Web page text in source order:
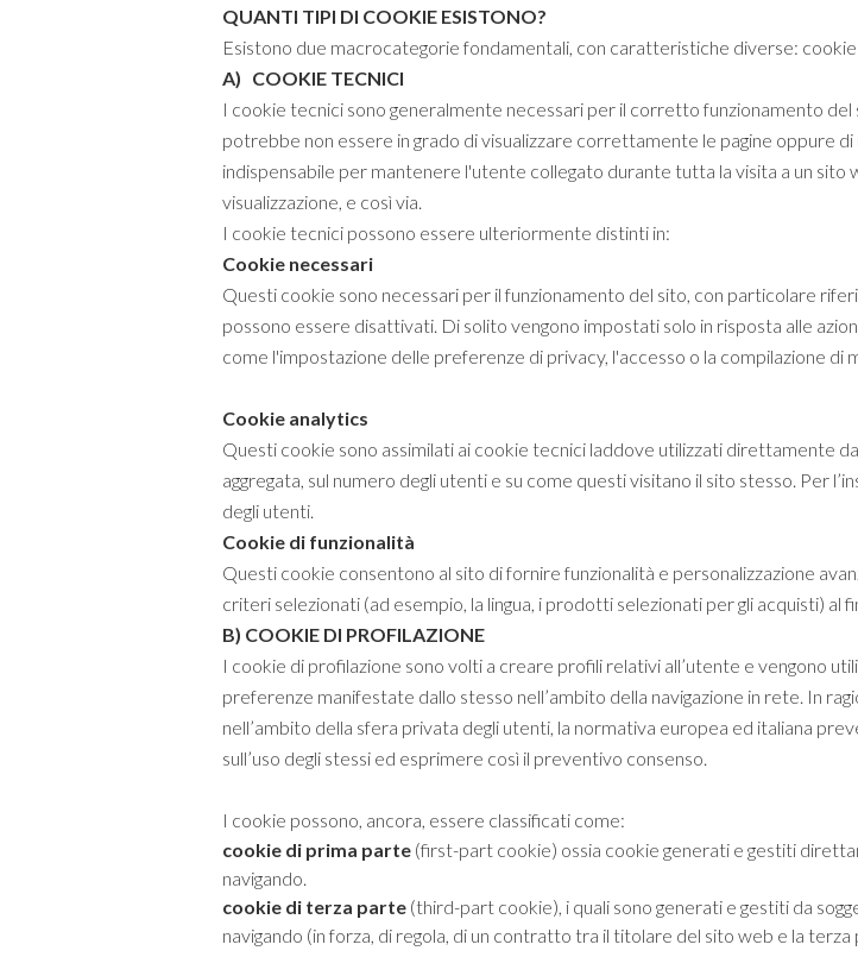
QUANTI TIPI DI COOKIE ESISTONO?
Esistono due macrocategorie fondamentali, con caratteristiche diverse:
A) COOKIE TECNICI
I cookie tecnici sono generalmente necessari per il corretto funzionamento
potrebbe non essere in grado di visualizzare correttamente le pagine oppure
indispensabile per mantenere l'utente collegato durante tutta la visita a un sito
visualizzazione, e così via.
I cookie tecnici possono essere ulteriormente distinti in:
Cookie necessari
Questi cookie sono necessari per il funzionamento del sito, con particolare
possono essere disattivati. Di solito vengono impostati solo in risposta alle
come l'impostazione delle preferenze di privacy, l'accesso o la compilazione di
Cookie analytics
Questi cookie sono assimilati ai cookie tecnici laddove utilizzati direttamente
aggregata, sul numero degli utenti e su come questi visitano il sito stesso. Per
degli utenti.
Cookie di funzionalità
Questi cookie consentono al sito di fornire funzionalità e personalizzazione
criteri selezionati (ad esempio, la lingua, i prodotti selezionati per gli acquisti) al
B) COOKIE DI PROFILAZIONE
I cookie di profilazione sono volti a creare profili relativi all’utente e vengono
preferenze manifestate dallo stesso nell’ambito della navigazione in rete. In
nell’ambito della sfera privata degli utenti, la normativa europea ed italiana
sull’uso degli stessi ed esprimere così il preventivo consenso.
I cookie possono, ancora, essere classificati come:
cookie di prima parte (first-part cookie) ossia cookie generati e gestiti
navigando.
cookie di terza parte (third-part cookie), i quali sono generati e gestiti da
navigando (in forza, di regola, di un contratto tra il titolare del sito web e la terza